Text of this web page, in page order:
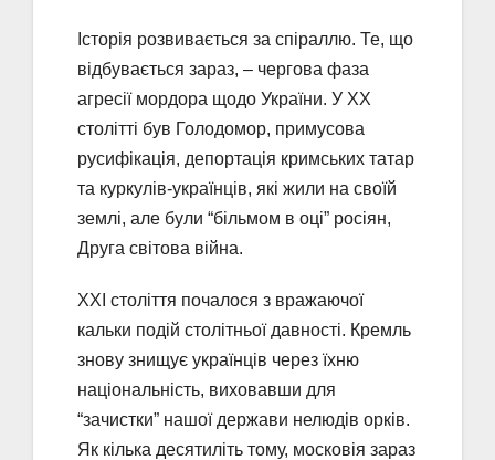
Історія розвивається за спіраллю. Те, що
відбувається зараз, – чергова фаза
агресії мордора щодо України. У XX
столітті був Голодомор, примусова
русифікація, депортація кримських татар
та куркулів-українців, які жили на своїй
землі, але були “більмом в оці” росіян,
Друга світова війна.
XXI століття почалося з вражаючої
кальки подій столітньої давності. Кремль
знову знищує українців через їхню
національність, виховавши для
“зачистки” нашої держави нелюдів орків.
Як кілька десятиліть тому, московія зараз